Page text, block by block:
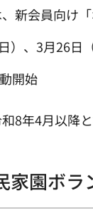
新会員向け
）、3月26日
開始
8年4月以降と
家園ボラ